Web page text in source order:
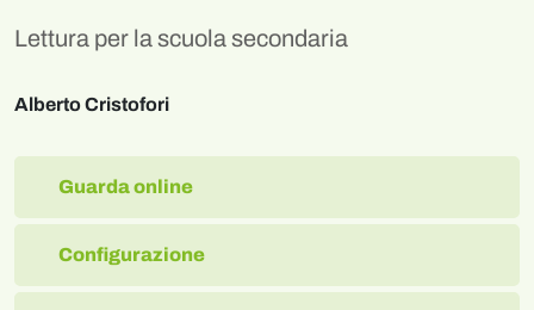
Lettura per la scuola secondaria
Alberto Cristofori
Guarda online
Configurazione